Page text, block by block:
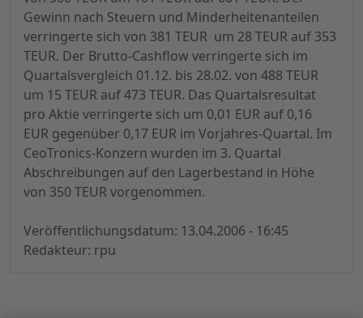
Gewinn nach Steuern und Minderheitenanteilen
verringerte sich von 381 TEUR um 28 TEUR auf 353
TEUR. Der Brutto-Cashflow verringerte sich im
Quartalsvergleich 01.12. bis 28.02. von 488 TEUR
um 15 TEUR auf 473 TEUR. Das Quartalsresultat
pro Aktie verringerte sich um 0,01 EUR auf 0,16
EUR gegenüber 0,17 EUR im Vorjahres-Quartal. Im
CeoTronics-Konzern wurden im 3. Quartal
Abschreibungen auf den Lagerbestand in Höhe
von 350 TEUR vorgenommen.
Veröffentlichungsdatum: 13.04.2006 - 16:45
Redakteur: rpu